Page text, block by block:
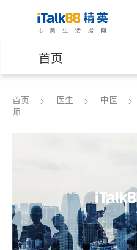
首页
医生
养老 非
首页 医生 中医
师